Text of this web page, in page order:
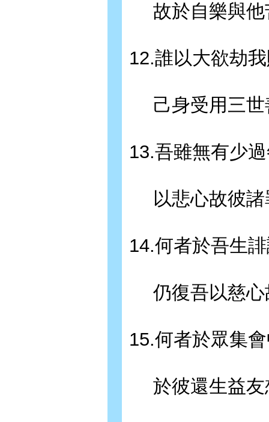
故於自樂與
12.誰以大欲劫
己身受用三
13.吾雖無有少
以悲心故彼
14.何者於吾生
仍復吾以慈
15.何者於眾集
於彼還生益